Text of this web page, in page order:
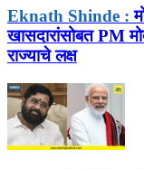
Eknath Shinde :
खासदारांसोबत PM
राज्याचे लक्ष